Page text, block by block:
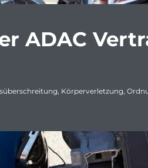
ADAC
, Körperverletzung,